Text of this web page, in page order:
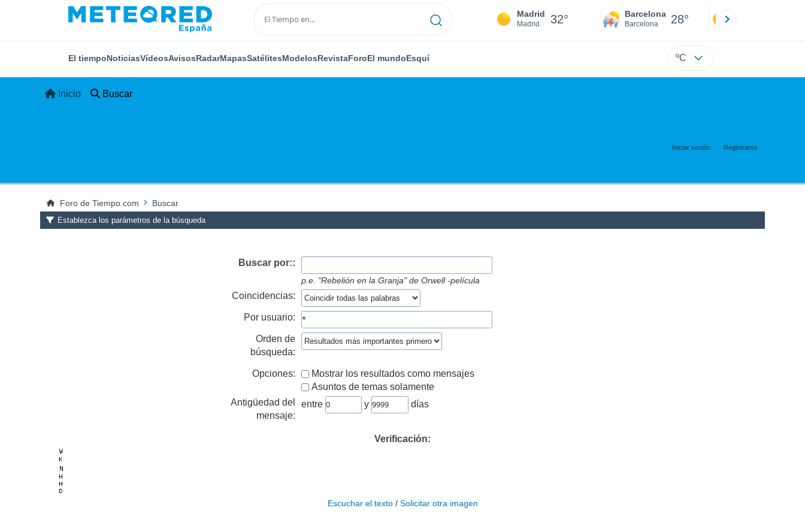
Madrid
Madrid 32° Barcelona
Barcelona 28°
El tiempoNoticiasVídeosAvisosRadarMapasSatélitesModelosRevistaForoEl mundoEsquí ºC
Inicio Buscar
Iniciar sesión Registrarse
Foro de Tiempo.com Buscar
Establezca los parámetros de la búsqueda
Buscar por::
p.e. "Rebelión en la Granja" de Orwell -película
Coincidencias:
Por usuario:
Orden de
búsqueda:
Opciones:
Mostrar los resultados como mensajes
Asuntos de temas solamente
Antigüedad del
mensaje:
entre y días
Verificación:
Escuchar el texto/ Solicitar otra imagen